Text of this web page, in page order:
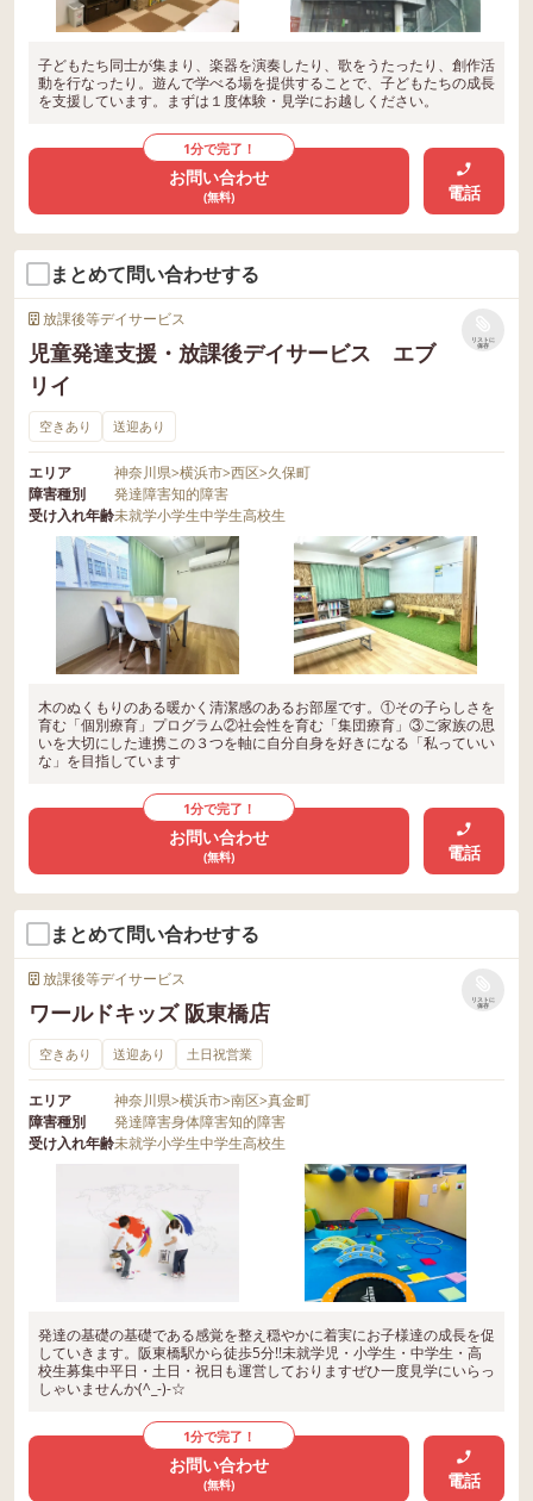
子どもたち同士が集まり、楽器を演奏したり、歌をうたったり、創作活
動を行なったり。遊んで学べる場を提供することで、子どもたちの成長
を支援しています。まずは１度体験・見学にお越しください。
1分で完了！
お問い合わせ
(無料) 電話
まとめて問い合わせする
放課後等デイサービス
児童発達支援・放課後デイサービス エブ
リイ
リストに
保存
空きあり 送迎あり
エリア 神奈川県>横浜市>西区>久保町
障害種別
発達障害知的障害
受け入れ年齢未就学小学生中学生高校生
木のぬくもりのある暖かく清潔感のあるお部屋です。①その子らしさを
育む「個別療育」プログラム②社会性を育む「集団療育」③ご家族の思
いを大切にした連携この３つを軸に自分自身を好きになる「私っていい
な」を目指しています
1分で完了！
お問い合わせ
(無料) 電話
まとめて問い合わせする
放課後等デイサービス
ワールドキッズ 阪東橋店
リストに
保存
空きあり 送迎あり 土日祝営業
エリア 神奈川県>横浜市>南区>真金町
障害種別
発達障害身体障害知的障害
受け入れ年齢未就学小学生中学生高校生
発達の基礎の基礎である感覚を整え穏やかに着実にお子様達の成長を促
していきます。阪東橋駅から徒歩5分!!未就学児・小学生・中学生・高
校生募集中平日・土日・祝日も運営しておりますぜひ一度見学にいらっ
しゃいませんか(^_-)-☆
1分で完了！
お問い合わせ
(無料) 電話